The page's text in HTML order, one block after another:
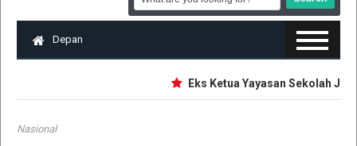
Depan
Eks Ketua Yayasan Sekolah
Nasional